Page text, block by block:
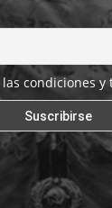
condiciones